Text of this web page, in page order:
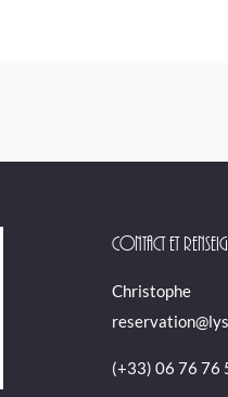
Contact et
Christophe
(+33) 06 76 76